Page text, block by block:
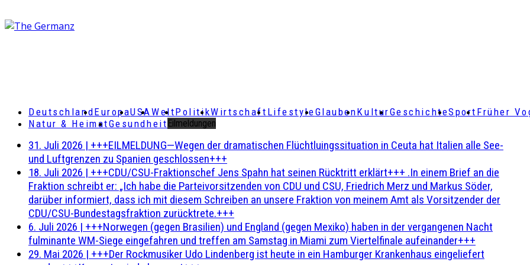
DeutschlandEuropaUSAWeltPolitikWirtschaft LifestyleGlaubenKulturGeschichteSport Früher
Natur & HeimatGesundheit Eilmeldungen
31. Juli 2026 | +++EILMELDUNG—Wegen der dramatischen Flüchtluingssituation in Ceuta hat Italien alle See-
und Luftgrenzen zu Spanien geschlossen+++
18. Juli 2026 | +++CDU/CSU-Fraktionschef Jens Spahn hat seinen Rücktritt erklärt+++ .In einem Brief an die
Fraktion schreibt er: „Ich habe die Parteivorsitzenden von CDU und CSU, Friedrich Merz und Markus Söder,
darüber informiert, dass ich mit diesem Schreiben an unsere Fraktion von meinem Amt als Vorsitzender der
CDU/CSU-Bundestagsfraktion zurücktrete.+++
6. Juli 2026 | +++Norwegen (gegen Brasilien) und England (gegen Mexiko) haben in der vergangenen Nacht
fulminante WM-Siege eingefahren und treffen am Samstag in Miami zum Viertelfinale aufeinander+++
29. Mai 2026 | +++Der Rockmusiker Udo Lindenberg ist heute in ein Hamburger Krankenhaus eingeliefert